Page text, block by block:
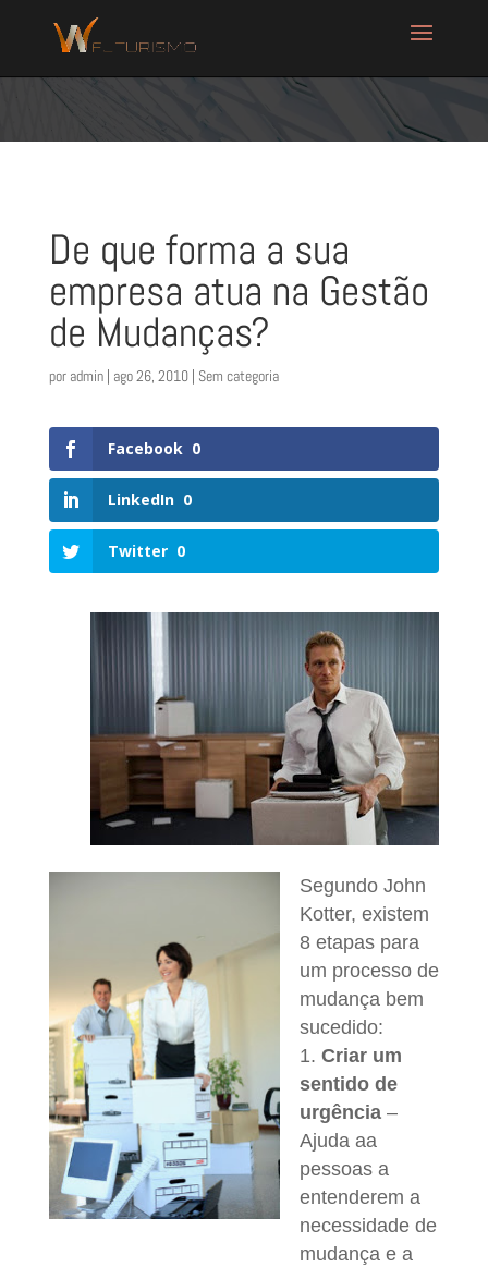
De que forma a sua
empresa atua na Gestão
de Mudanças?
por admin| ago 26, 2010| Sem categoria
Facebook 0
LinkedIn 0
Twitter 0
Segundo John
Kotter, existem
8 etapas para
um processo de
mudança bem
sucedido:
1. Criar um
sentido de
urgência–
Ajuda aa
pessoas a
entenderem a
necessidade de
mudança e a